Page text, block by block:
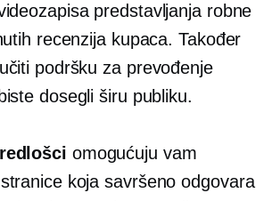
predstavljanja robne
recenzija kupaca. Također
podršku za prevođenje
dosegli širu publiku.
omogućuju vam
koja savršeno odgovara